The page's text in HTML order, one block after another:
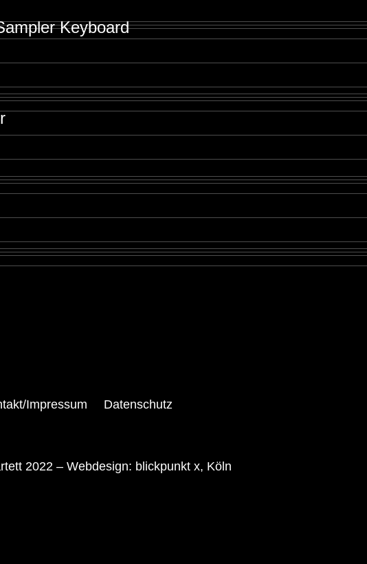
Keyboard
Impressum Datenschutz
2022 – Webdesign: blickpunkt x, Köln